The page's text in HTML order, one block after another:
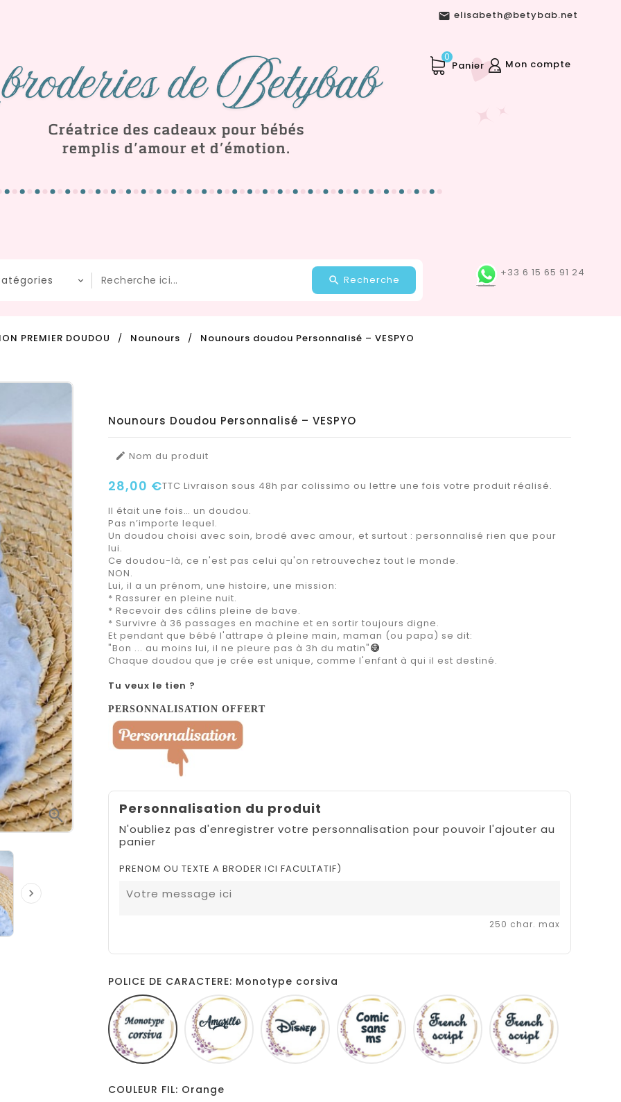
 elisabeth@betybab.net
Mon compte
Panier
0
+33 6 15 65 91 24
Recherche
PREMIER DOUDOU Nounours Nounours doudou Personnalisé – VESPYO


Nounours Doudou Personnalisé – VESPYO
 Nom du produit
28,00 €TTC Livraison sous 48h par colissimo ou lettre une fois votre produit réalisé.
Il était une fois… un doudou.
Pas n’importe lequel.
Un doudou choisi avec soin, brodé avec amour, et surtout : personnalisé rien que pour
lui.
Ce doudou-là, ce n'est pas celui qu'on retrouvechez tout le monde.
NON.
Lui, il a un prénom, une histoire, une mission:
* Rassurer en pleine nuit.
* Recevoir des câlins pleine de bave.
* Survivre à 36 passages en machine et en sortir toujours digne.
Et pendant que bébé l'attrape à pleine main, maman (ou papa) se dit:
"Bon ... au moins lui, il ne pleure pas à 3h du matin"😅
Chaque doudou que je crée est unique, comme l'enfant à qui il est destiné.
Tu veux le tien ?
PERSONNALISATION OFFERT
Personnalisation du produit
N'oubliez pas d'enregistrer votre personnalisation pour pouvoir l'ajouter au
panier
PRENOM OU TEXTE A BRODER ICI FACULTATIF)
250 char. max
POLICE DE CARACTERE: Monotype corsiva
Monotype
corsiva
Amarillo Disney
Comic
sans
ms
French
script
COULEUR FIL: Orange